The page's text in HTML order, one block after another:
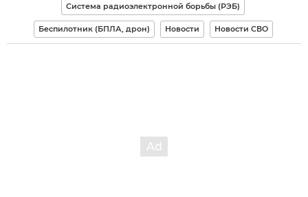
Система радиоэлектронной борьбы (РЭБ)
Беспилотник (БПЛА, дрон) Новости Новости СВО